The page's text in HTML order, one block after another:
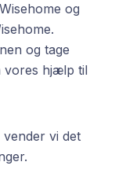
og
og tage
vores hjælp til
vi det